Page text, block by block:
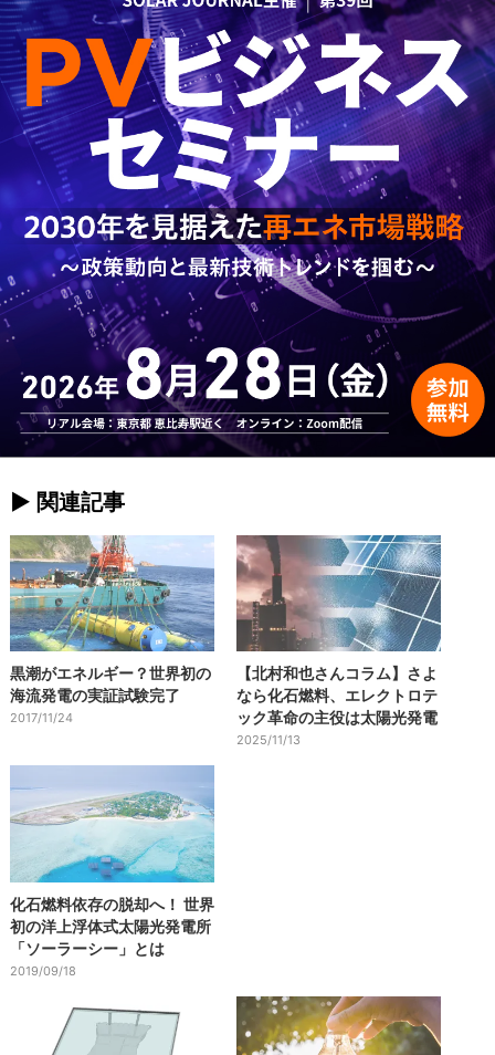
► 関連記事
黒潮がエネルギー？世界初の
海流発電の実証試験完了
2017/11/24
【北村和也さんコラム】さよ
なら化石燃料、エレクトロテ
ック革命の主役は太陽光発電
2025/11/13
化石燃料依存の脱却へ！ 世界
初の洋上浮体式太陽光発電所
「ソーラーシー」とは
2019/09/18